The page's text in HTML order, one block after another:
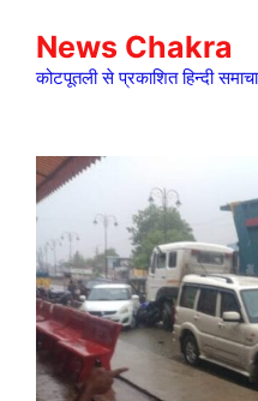
content
News Chakra
कोटपूतली से प्रकाशित हिन्दी